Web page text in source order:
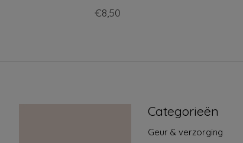
€8,50
Categorieën
Geur & verzorging